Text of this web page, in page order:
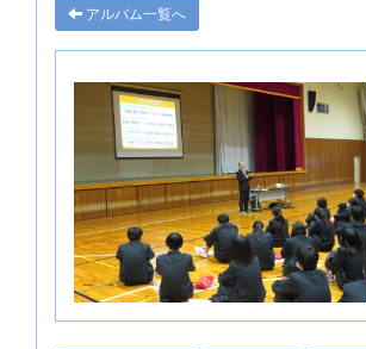
アルバム一覧へ